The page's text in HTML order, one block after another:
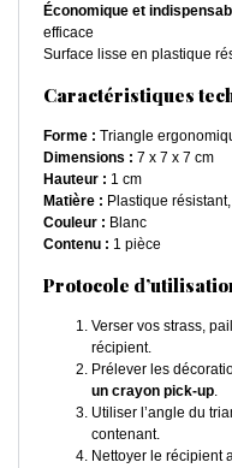
Économique et
efficace
Surface lisse en plastique
Caractéristiques
Forme : Triangle
Dimensions : 7 x 7 x 7 cm
Hauteur : 1 cm
Matière : Plastique
Couleur : Blanc
Contenu : 1 pièce
Protocole
Verser vos strass,
récipient.
Prélever les
un crayon pick-up.
Utiliser l’angle du
contenant.
Nettoyer le récipient